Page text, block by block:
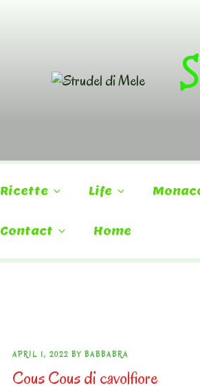
Ricette Life
Contact Home
POSTED
ON
APRIL 1, 2022 BY BABBABRA
Cous Cous di cavolfiore